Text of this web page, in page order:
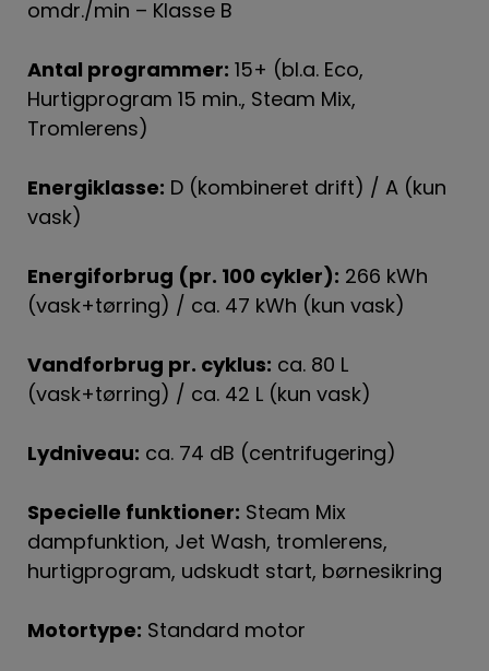
omdr./min – Klasse B
Antal programmer: 15+ (bl.a. Eco,
Hurtigprogram 15 min., Steam Mix,
Tromlerens)
Energiklasse: D (kombineret drift) / A (kun
vask)
Energiforbrug (pr. 100 cykler): 266 kWh
(vask+tørring) / ca. 47 kWh (kun vask)
Vandforbrug pr. cyklus: ca. 80 L
(vask+tørring) / ca. 42 L (kun vask)
Lydniveau: ca. 74 dB (centrifugering)
Specielle funktioner: Steam Mix
dampfunktion, Jet Wash, tromlerens,
hurtigprogram, udskudt start, børnesikring
Motortype: Standard motor